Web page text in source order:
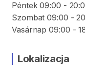
Péntek 09:00 -
Szombat 09:00 -
Vasárnap 09:00 -
Lokalizacja